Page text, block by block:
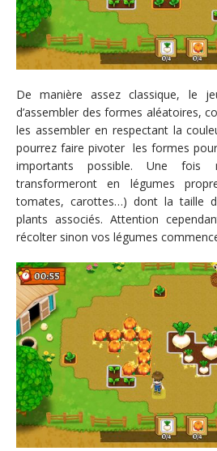
De manière assez classique, le
d’assembler des formes aléatoires,
les assembler en respectant la
pourrez faire pivoter les formes
importants possible. Une
transformeront en légumes
tomates, carottes…) dont la taille
plants associés. Attention
récolter sinon vos légumes